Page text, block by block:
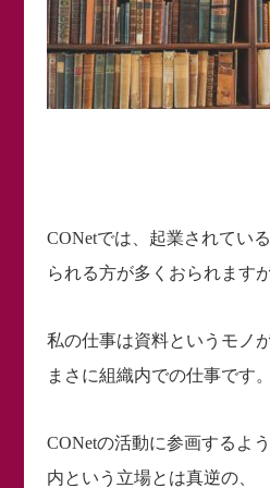
CONetでは、起業されてい
られる方が多くおられますが
私の仕事は資料というモノ
まさに組織内での仕事です。
CONetの活動に参画するよ
内という立場とは真逆の、